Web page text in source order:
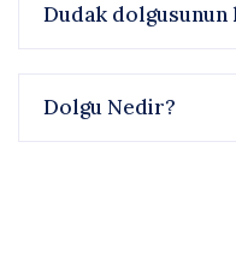
Dudak dolgusunun
Dolgu Nedir?